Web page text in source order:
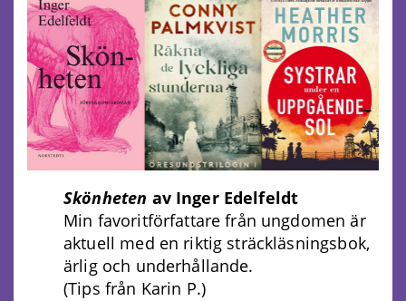
Skönheten av Inger Edelfeldt
Min favoritförfattare från ungdomen är
aktuell med en riktig sträckläsningsbok,
ärlig och underhållande.
(Tips från Karin P.)